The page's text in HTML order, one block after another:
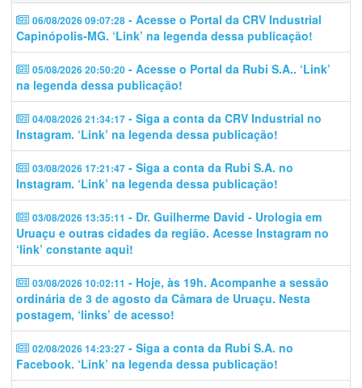
06/08/2026 09:07:28 - Acesse o Portal da CRV Industrial
Capinópolis-MG. ‘Link’ na legenda dessa publicação!
05/08/2026 20:50:20 - Acesse o Portal da Rubi S.A.. ‘Link’
na legenda dessa publicação!
04/08/2026 21:34:17 - Siga a conta da CRV Industrial no
Instagram. ‘Link’ na legenda dessa publicação!
03/08/2026 17:21:47 - Siga a conta da Rubi S.A. no
Instagram. ‘Link’ na legenda dessa publicação!
03/08/2026 13:35:11 - Dr. Guilherme David - Urologia em
Uruaçu e outras cidades da região. Acesse Instagram no
‘link’ constante aqui!
03/08/2026 10:02:11 - Hoje, às 19h. Acompanhe a sessão
ordinária de 3 de agosto da Câmara de Uruaçu. Nesta
postagem, ‘links’ de acesso!
02/08/2026 14:23:27 - Siga a conta da Rubi S.A. no
Facebook. ‘Link’ na legenda dessa publicação!